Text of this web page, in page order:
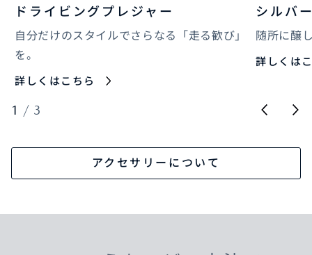
ドライビングプレジャー
自分だけのスタイルでさらなる「走る歓び」
を。
詳しくはこちら
シルバ
随所に醸
詳しくは
1 / 3
アクセサリーについて